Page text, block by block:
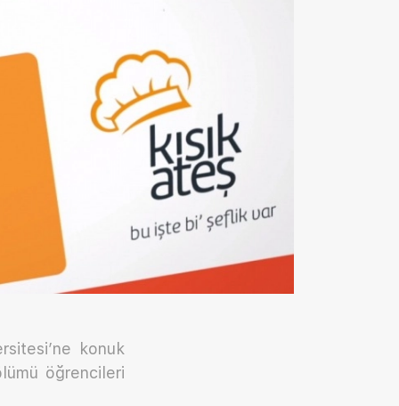
konuk
öğrencileri